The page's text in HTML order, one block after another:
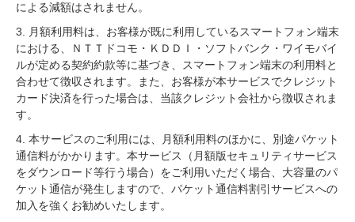
による減額はされません。
3. 月額利用料は、お客様が既に利用しているスマートフォン端末
における、ＮＴＴドコモ・ＫＤＤＩ・ソフトバンク・ワイモバイ
ルが定める契約約款等に基づき、スマートフォン端末の利用料と
合わせて徴収されます。また、お客様が本サービスでクレジット
カード決済を行った場合は、当該クレジット会社から徴収されま
す。
4. 本サービスのご利用には、月額利用料のほかに、別途パケット
通信料がかかります。本サービス（月額版セキュリティサービス
をダウンロード等行う場合）をご利用いただく場合、大容量のパ
ケット通信が発生しますので、パケット通信料割引サービスへの
加入を強くお勧めいたします。